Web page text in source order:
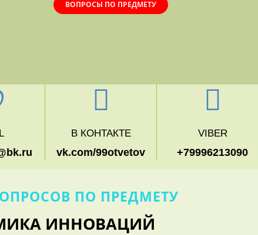
ВОПРОСЫ ПО ПРЕДМЕТУ
В КОНТАКТЕ
vk.com/99otvetov
VIBER
+79996213090
ПО ПРЕДМЕТУ
ИННОВАЦИЙ